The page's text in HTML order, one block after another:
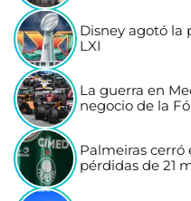
Disney agotó la
LXI
La guerra en
negocio de la
Palmeiras cerró
pérdidas de 21